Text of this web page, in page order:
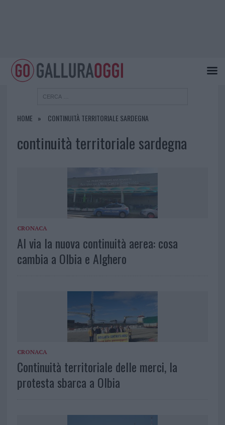
HOME CONTINUITÀ TERRITORIALE SARDEGNA
continuità territoriale sardegna
CRONACA
Al via la nuova continuità aerea: cosa
cambia a Olbia e Alghero
CRONACA
Continuità territoriale delle merci, la
protesta sbarca a Olbia